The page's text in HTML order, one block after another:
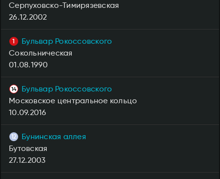
Серпуховско-Тимирязевская
26.12.2002
Бульвар Рокоссовского
Сокольническая
01.08.1990
Бульвар Рокоссовского
Московское центральное кольцо
10.09.2016
Бунинская аллея
Бутовская
27.12.2003